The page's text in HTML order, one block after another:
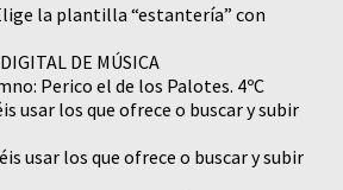
la plantilla “estantería” con
DE MÚSICA
Perico el de los Palotes. 4ºC
usar los que ofrece o buscar y subir
usar los que ofrece o buscar y subir